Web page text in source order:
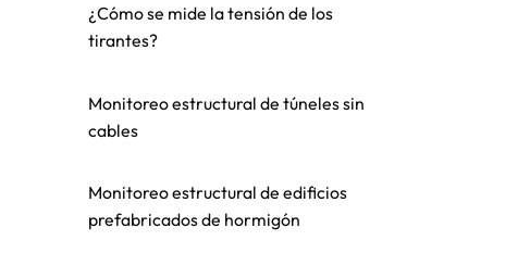
¿Cómo se mide la tensión de los
tirantes?
Monitoreo estructural de túneles sin
cables
Monitoreo estructural de edificios
prefabricados de hormigón